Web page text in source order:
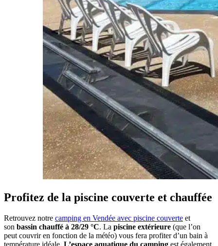
Profitez de la piscine couverte et chauffée
Retrouvez notre camping en Vendée avec piscine couverte et
son bassin chauffé à 28/29 °C. La piscine extérieure (que l’on
peut couvrir en fonction de la météo) vous fera profiter d’un bain à
température idéale. L’espace aquatique du camping est également